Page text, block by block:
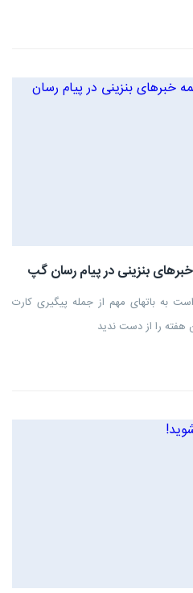
بنزینی در پیام رسان گپ
به باتهای مهم از جمله پیگیری کارت
را از دست ندید